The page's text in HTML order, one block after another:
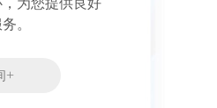
为您提供良好
。
+